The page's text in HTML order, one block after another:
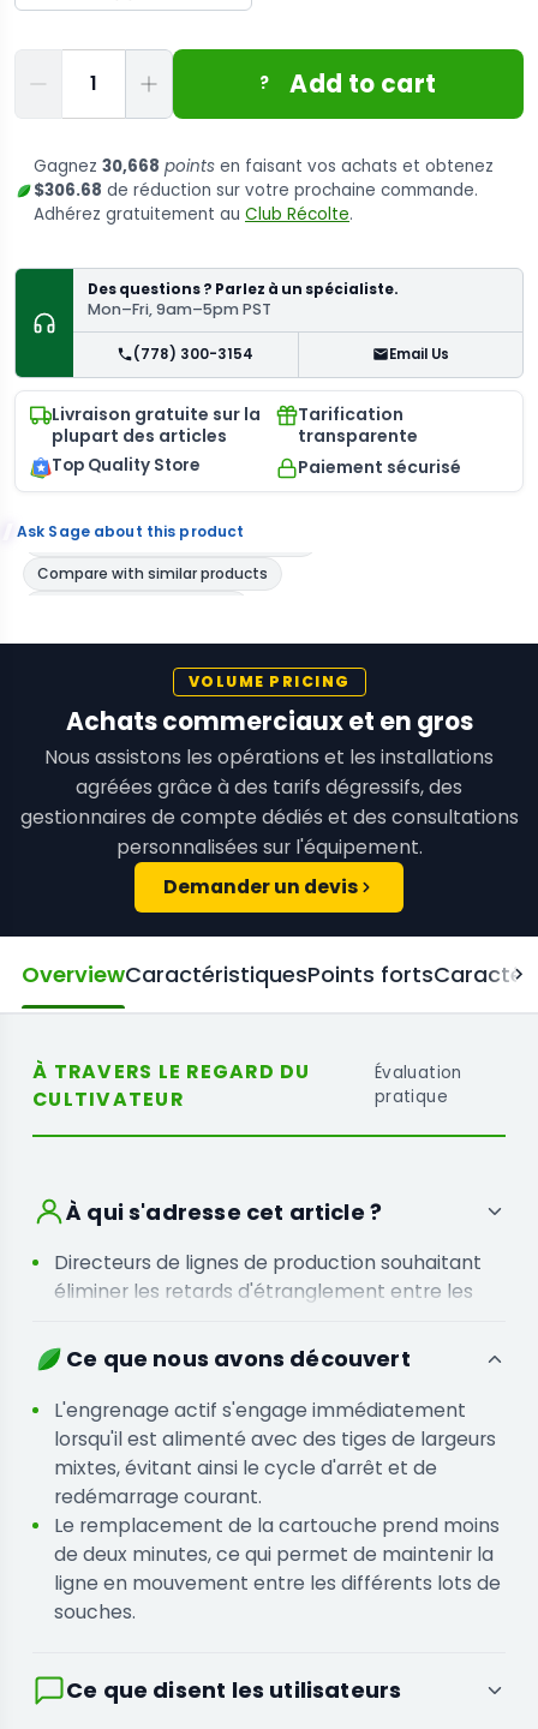
? Add to cart
Gagnez 30,668 points en faisant vos achats et obtenez
$306.68 de réduction sur votre prochaine commande.
Adhérez gratuitement au Club Récolte.
Des questions ? Parlez à un spécialiste.
Mon–Fri, 9am–5pm PST
(778) 300-3154 Email Us
Livraison gratuite sur la
plupart des articles
Tarification
transparente
Top Quality Store Paiement sécurisé
Ask Sage about this product
VOLUME PRICING
Achats commerciaux et en gros
Nous assistons les opérations et les installations
agréées grâce à des tarifs dégressifs, des
gestionnaires de compte dédiés et des consultations
personnalisées sur l'équipement.
Demander un devis
OverviewCaractéristiquesPoints forts
À TRAVERS LE REGARD DU
CULTIVATEUR
Évaluation
pratique
À qui s'adresse cet article ?
Directeurs de lignes de production souhaitant
éliminer les retards d'étranglement entre les
Installations ayant des difficultés à maintenir
des débits constants en raison d'un blocage de
leur équipement actuel sur des tailles de tiges
variables
Ce que nous avons découvert
L'engrenage actif s'engage immédiatement
lorsqu'il est alimenté avec des tiges de largeurs
mixtes, évitant ainsi le cycle d'arrêt et de
redémarrage courant.
Le remplacement de la cartouche prend moins
de deux minutes, ce qui permet de maintenir la
ligne en mouvement entre les différents lots de
souches.
Ce que disent les utilisateurs